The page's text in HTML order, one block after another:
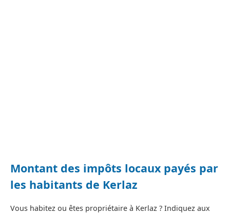
Montant des impôts locaux payés par
les habitants de Kerlaz
Vous habitez ou êtes propriétaire à Kerlaz ? Indiquez aux